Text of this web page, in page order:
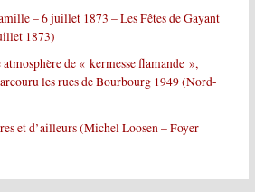
– 6 juillet 1873 – Les Fêtes de Gayant
1873)
de « kermesse flamande »,
les rues de Bourbourg 1949 (Nord-
et d’ailleurs (Michel Loosen – Foyer